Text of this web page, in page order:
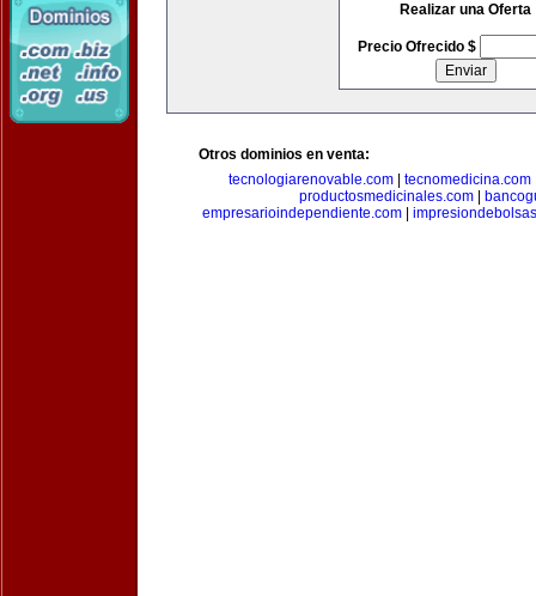
Realizar una Oferta
Precio Ofrecido $
Otros dominios en venta:
tecnologiarenovable.com
tecnomedicina.com
productosmedicinales.com|
empresarioindependiente.com